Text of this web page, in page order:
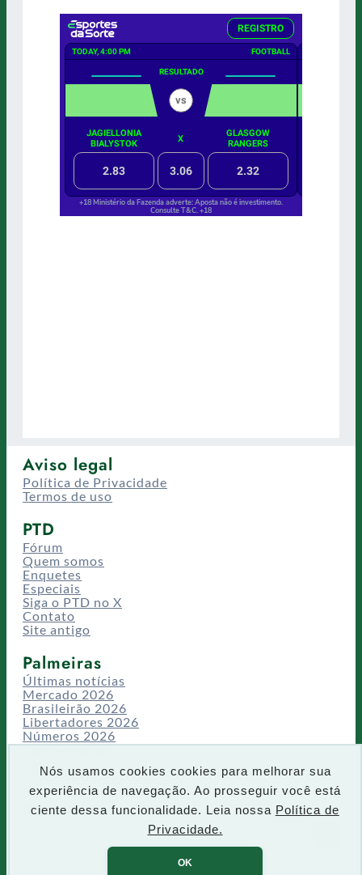
Nós usamos cookies cookies para melhorar sua
experiência de navegação. Ao prosseguir você está
ciente dessa funcionalidade. Leia nossa Política de
Privacidade.
OK
Aviso legal
Política de Privacidade
Termos de uso
PTD
Fórum
Quem somos
Enquetes
Especiais
Siga o PTD no X
Contato
Site antigo
Palmeiras
Últimas notícias
Mercado 2026
Brasileirão 2026
Libertadores 2026
Números 2026
Campeonatos
Temporadas
CT/Centro de Excelência
Busca
P
q